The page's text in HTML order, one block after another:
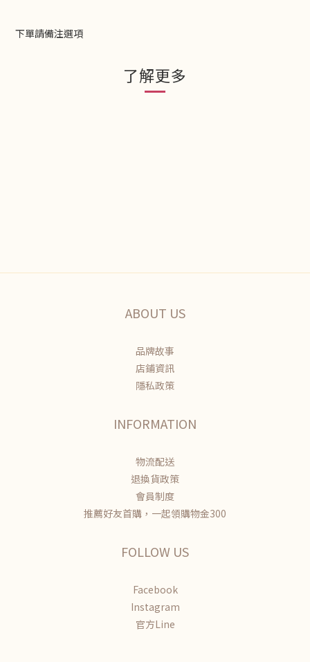
下單請備注選項
了解更多
ABOUT US
品牌故事
店鋪資訊
隱私政策
INFORMATION
物流配送
退換貨政策
會員制度
推薦好友首購，一起領購物金300
FOLLOW US
Facebook
Instagram
官方Line